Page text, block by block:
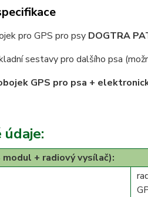
pro GPS pro psy DOGTRA
sestavy pro dalšího psa
GPS pro psa +
údaje:
modul + radiový vysílač):